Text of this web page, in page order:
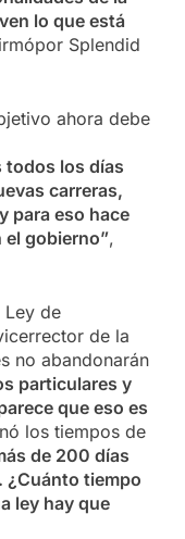
lo que está
Splendid
ahora debe
todos los días
carreras,
para eso hace
gobierno”,
Ley de
de la
no abandonarán
particulares y
que eso es
los tiempos de
de 200 días
¿Cuánto tiempo
ley hay que